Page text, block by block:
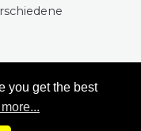
für NC und
werden
you get the best